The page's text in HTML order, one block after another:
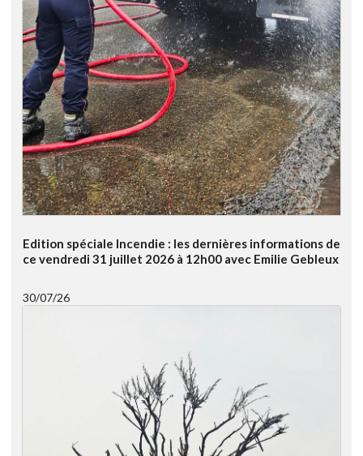
Edition spéciale Incendie : les dernières informations de
ce vendredi 31 juillet 2026 à 12h00 avec Emilie Gebleux
30/07/26